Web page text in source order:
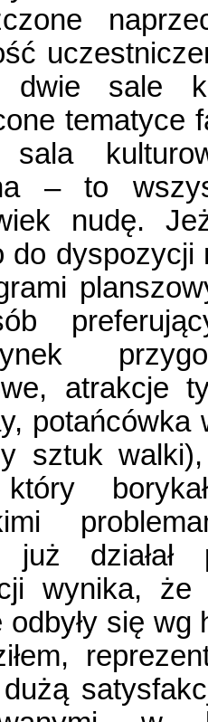
dwie sale
tematyce
sala
– to
nudę.
do dyspozycji
atrakcje
potańcówka
sztuk
już
wynika, że
odbyły się
dużą